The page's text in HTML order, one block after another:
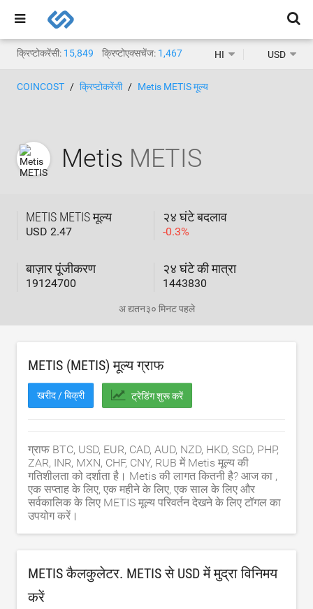
क्रिप्टोकरेंसी: 15,849 क्रिप्टोएक्सचेंज: 1,467 HI USD
COINCOST क्रिप्टोकरेंसी Metis METIS मूल्य
Metis METIS
METIS METIS मूल्य
USD 2.47
२४ घंटे बदलाव
-0.3%
बाज़ार पूंजीकरण
19124700
२४ घंटे की मात्रा
1443830
अ द्यतन३० मिनट पहले
METIS (METIS) मूल्य ग्राफ
खरीद / बिक्री ट्रेडिंग शुरू करें
ग्राफ BTC, USD, EUR, CAD, AUD, NZD, HKD, SGD, PHP,
ZAR, INR, MXN, CHF, CNY, RUB में Metis मूल्य की
गतिशीलता को दर्शाता है। Metis की लागत कितनी है? आज का ,
एक सप्ताह के लिए, एक महीने के लिए, एक साल के लिए और
सर्वकालिक के लिए METIS मूल्य परिवर्तन देखने के लिए टॉगल का
उपयोग करें।
METIS कैलकुलेटर. METIS से USDमें मुद्रा विनिमय
करें